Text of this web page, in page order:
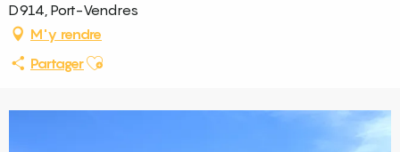
D914, Port-Vendres
M'y rendre
PartagerAjouter aux favoris